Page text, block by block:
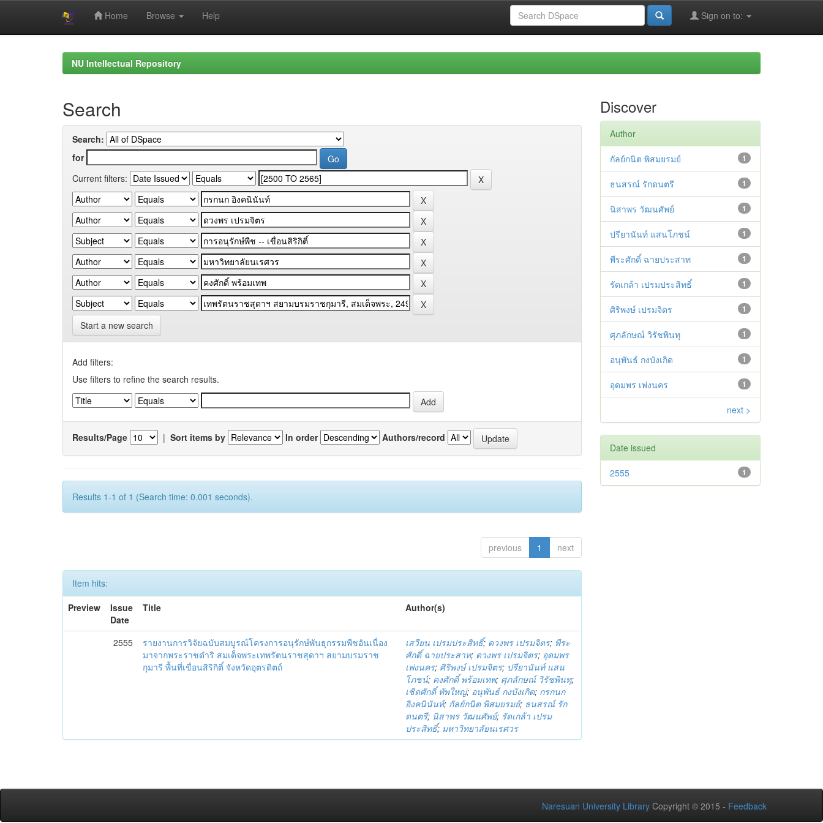
Home Browse Help Sign on to:
NU Intellectual Repository
Search
Search:
for
Current filters:
Start a new search
Add filters:
Use filters to refine the search results.
Results/Page | Sort items by In order Authors/record
Results 1-1 of 1 (Search time: 0.001 seconds).
previous 1 next
Item hits:
Preview
Issue
Date
Title Author(s)
2555
รายงานการวิจัยฉบับสมบูรณ์โครงการอนุรักษ์พันธุกรรมพืชอันเนื่อง
มาจากพระราชดำริ สมเด็จพระเทพรัตนราชสุดาฯ สยามบรมราช
กุมารี พื้นที่เขื่อนสิริกิติ์ จังหวัดอุตรดิตถ์
เสวียน เปรมประสิทธิ์; ดวงพร เปรมจิตร; พีระ
ศักดิ์ ฉายประสาท; ดวงพร เปรมจิตร; อุดมพร
เพ่งนคร; ศิริพงษ์ เปรมจิตร; ปรียานันท์ แสน
โภชน์; คงศักดิ์ พร้อมเทพ; ศุภลักษณ์ วิรัชพินทุ;
เชิดศักดิ์ ทัพใหญ่; อนุพันธ์ กงบังเกิด; กรกนก
อิงคนินันท์; กัลย์กนิต พิสมยรมย์; ธนสรณ์ รัก
ดนตรี; นิสาพร วัฒนศัพย์; รัดเกล้า เปรม
ประสิทธิ์; มหาวิทยาลัยนเรศวร
Discover
Author
1
กัลย์กนิต พิสมยรมย์
1
ธนสรณ์ รักดนตรี
1
นิสาพร วัฒนศัพย์
1
ปรียานันท์ แสนโภชน์
1
พีระศักดิ์ ฉายประสาท
1
รัดเกล้า เปรมประสิทธิ์
1
ศิริพงษ์ เปรมจิตร
1
ศุภลักษณ์ วิรัชพินทุ
1
อนุพันธ์ กงบังเกิด
1
อุดมพร เพ่งนคร
next >
Date issued
1
2555
Naresuan University Library Copyright © 2015 - Feedback